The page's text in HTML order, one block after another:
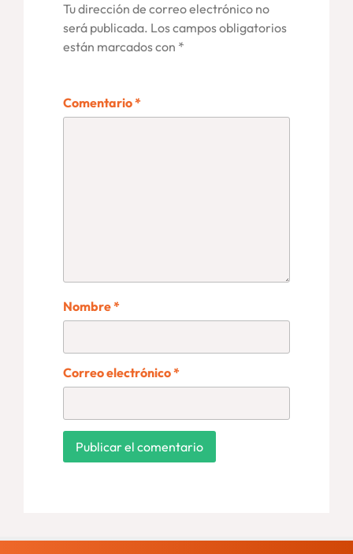
Tu dirección de correo electrónico no
será publicada. Los campos obligatorios
están marcados con *
Comentario*
Nombre*
Correo electrónico*